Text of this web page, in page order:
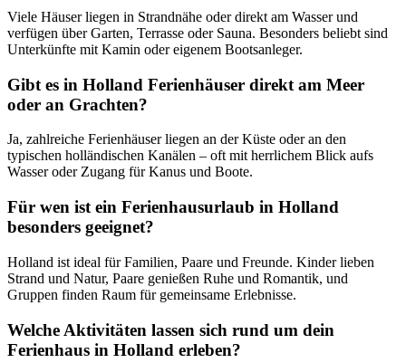
Viele Häuser liegen in Strandnähe oder direkt am Wasser und
verfügen über Garten, Terrasse oder Sauna. Besonders beliebt sind
Unterkünfte mit Kamin oder eigenem Bootsanleger.
Gibt es in Holland Ferienhäuser direkt am Meer
oder an Grachten?
Ja, zahlreiche Ferienhäuser liegen an der Küste oder an den
typischen holländischen Kanälen – oft mit herrlichem Blick aufs
Wasser oder Zugang für Kanus und Boote.
Für wen ist ein Ferienhausurlaub in Holland
besonders geeignet?
Holland ist ideal für Familien, Paare und Freunde. Kinder lieben
Strand und Natur, Paare genießen Ruhe und Romantik, und
Gruppen finden Raum für gemeinsame Erlebnisse.
Welche Aktivitäten lassen sich rund um dein
Ferienhaus in Holland erleben?